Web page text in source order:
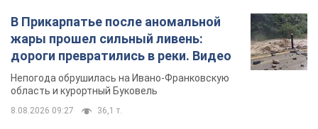
В Прикарпатье после аномальной
жары прошел сильный ливень:
дороги превратились в реки. Видео
Непогода обрушилась на Ивано-Франковскую
область и курортный Буковель
8.08.2026 09:27 36,1 т.